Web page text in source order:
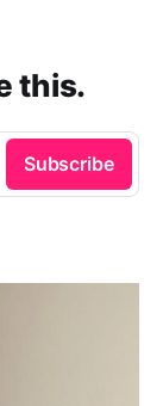
this.
Subscribe